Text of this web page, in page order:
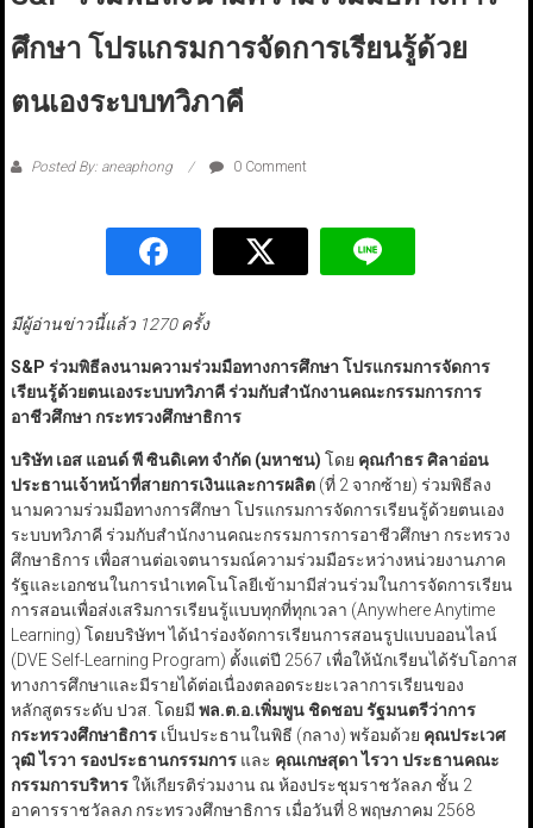
ศึกษา โปรแกรมการจัดการเรียนรู้ด้วย
ตนเองระบบทวิภาคี
Posted By: aneaphong 0 Comment
มีผู้อ่านข่าวนี้แล้ว 1270 ครั้ง
S&P ร่วมพิธีลงนามความร่วมมือทางการศึกษา โปรแกรมการจัดการ
เรียนรู้ด้วยตนเองระบบทวิภาคี ร่วมกับสำนักงานคณะกรรมการการ
อาชีวศึกษา กระทรวงศึกษาธิการ
บริษัท เอส แอนด์ พี ซินดิเคท จำกัด (มหาชน) โดย คุณกำธร ศิลาอ่อน
ประธานเจ้าหน้าที่สายการเงินและการผลิต(ที่ 2 จากซ้าย) ร่วมพิธีลง
นามความร่วมมือทางการศึกษา โปรแกรมการจัดการเรียนรู้ด้วยตนเอง
ระบบทวิภาคี ร่วมกับสำนักงานคณะกรรมการการอาชีวศึกษา กระทรวง
ศึกษาธิการ เพื่อสานต่อเจตนารมณ์ความร่วมมือระหว่างหน่วยงานภาค
รัฐและเอกชนในการนำเทคโนโลยีเข้ามามีส่วนร่วมในการจัดการเรียน
การสอนเพื่อส่งเสริมการเรียนรู้แบบทุกที่ทุกเวลา (Anywhere Anytime
Learning) โดยบริษัทฯ ได้นำร่องจัดการเรียนการสอนรูปแบบออนไลน์
(DVE Self-Learning Program) ตั้งแต่ปี 2567 เพื่อให้นักเรียนได้รับโอกาส
ทางการศึกษาและมีรายได้ต่อเนื่องตลอดระยะเวลาการเรียนของ
หลักสูตรระดับ ปวส. โดยมี พล.ต.อ.เพิ่มพูน ชิดชอบ รัฐมนตรีว่าการ
กระทรวงศึกษาธิการเป็นประธานในพิธี (กลาง) พร้อมด้วย คุณประเวศ
วุฒิ ไรวา รองประธานกรรมการและ คุณเกษสุดา ไรวา ประธานคณะ
กรรมการบริหารให้เกียรติร่วมงาน ณ ห้องประชุมราชวัลลภ ชั้น 2
อาคารราชวัลลภ กระทรวงศึกษาธิการ เมื่อวันที่ 8 พฤษภาคม 2568